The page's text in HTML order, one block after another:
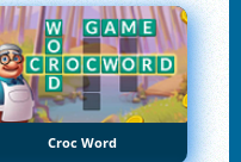
Croc Word